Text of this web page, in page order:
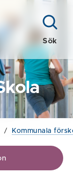
Sök
/ Kommunala